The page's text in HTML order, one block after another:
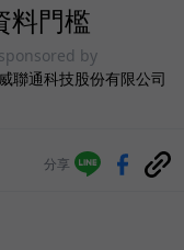
料門檻
sponsored by
威聯通科技股份有限公司
分享